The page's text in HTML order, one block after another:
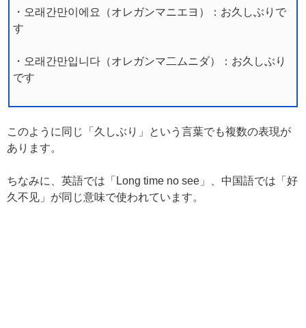
・오래간만이에요（オレガンマニエヨ）：お久しぶりで
す
・오래간만입니다（オレガンマ二ムニダ）：お久しぶり
です
このように同じ「久しぶり」という言葉でも複数の表現が
あります。
ちなみに、英語では「Long time no see」、中国語では「好
久不见」が同じ意味で使われています。